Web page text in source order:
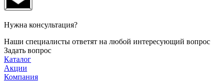
Нужна консультация?
Наши специалисты ответят на любой интересующий вопрос
Задать вопрос
Каталог
Акции
Компания